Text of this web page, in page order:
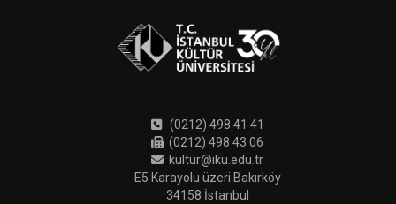
(0212) 498 41 41
(0212) 498 43 06
kultur@iku.edu.tr
E5 Karayolu üzeri Bakırköy
34158 İstanbul